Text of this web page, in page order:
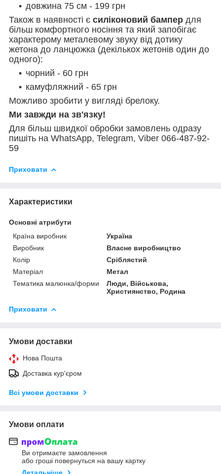
довжина 75 см - 199 грн
Також в наявності є силіконовий бампер для
більш комфортного носіння та який запобігає
характерому металевому звуку від дотику
жетона до ланцюжка (декількох жетонів один до
одного):
чорний - 60 грн
камуфляжний - 65 грн
Можливо зробити у вигляді брелоку.
Ми завжди на зв'язку!
Для більш швидкої обробки замовлень одразу
пишіть на WhatsApp, Telegram, Viber 066-487-92-
59
Приховати
Характеристики
Основні атрибути
Країна виробник
Україна
Виробник
Власне виробництво
Колір
Сріблястий
Матеріал
Метал
Тематика малюнка/форми
Люди, Військова,
Християнство, Родина
Приховати
Умови доставки
Нова Пошта
Доставка кур'єром
Всі умови доставки
Умови оплати
Ви отримаєте замовлення
або гроші повернуться на вашу картку